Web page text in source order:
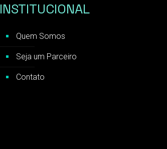
INSTITUCIONAL
Quem Somos
Seja um Parceiro
Contato